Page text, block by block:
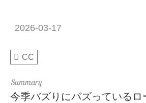
2026-03-17
CC
今季バズりにバズっているロ